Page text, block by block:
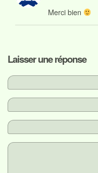
Merci bien
Laisser une réponse